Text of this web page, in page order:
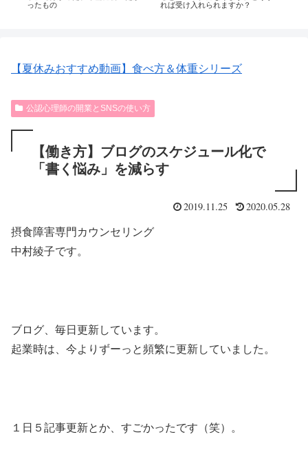
ったもの
れば受け入れられますか？
【夏休みおすすめ動画】食べ方＆体重シリーズ
公認心理師の開業とSNSの使い方
【働き方】ブログのスケジュール化で
「書く悩み」を減らす
2019.11.25 2020.05.28
摂食障害専門カウンセリング
中村綾子です。
ブログ、毎日更新しています。
起業時は、今よりずーっと頻繁に更新していました。
１日５記事更新とか、すごかったです（笑）。